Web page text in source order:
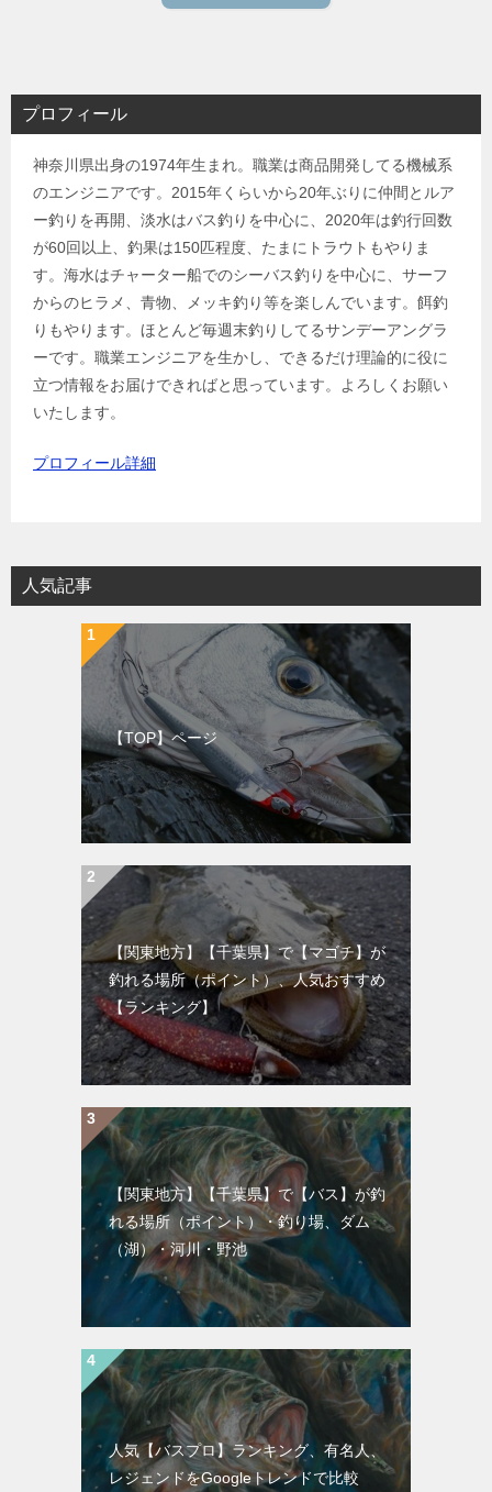
プロフィール
神奈川県出身の1974年生まれ。職業は商品開発してる機械系
のエンジニアです。2015年くらいから20年ぶりに仲間とルア
ー釣りを再開、淡水はバス釣りを中心に、2020年は釣行回数
が60回以上、釣果は150匹程度、たまにトラウトもやりま
す。海水はチャーター船でのシーバス釣りを中心に、サーフ
からのヒラメ、青物、メッキ釣り等を楽しんでいます。餌釣
りもやります。ほとんど毎週末釣りしてるサンデーアングラ
ーです。職業エンジニアを生かし、できるだけ理論的に役に
立つ情報をお届けできればと思っています。よろしくお願い
いたします。
プロフィール詳細
人気記事
【TOP】ページ
【関東地方】【千葉県】で【マゴチ】が
釣れる場所（ポイント）、人気おすすめ
【ランキング】
【関東地方】【千葉県】で【バス】が釣
れる場所（ポイント）・釣り場、ダム
（湖）・河川・野池
人気【バスプロ】ランキング、有名人、
レジェンドをGoogleトレンドで比較